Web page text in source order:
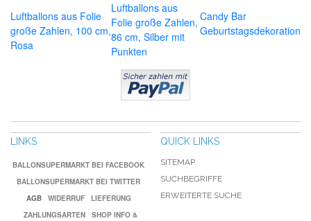
Luftballons aus Folie
große Zahlen, 100 cm,
Rosa
Luftballons aus
Folie große Zahlen,
86 cm, Silber mit
Punkten
Candy Bar
Geburtstagsdekoration
LINKS
BALLONSUPERMARKT BEI FACEBOOK
BALLONSUPERMARKT BEI TWITTER
AGB
WIDERRUF
LIEFERUNG
ZAHLUNGSARTEN
SHOP INFO &
QUICK LINKS
SITEMAP
SUCHBEGRIFFE
ERWEITERTE SUCHE